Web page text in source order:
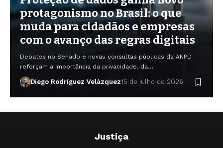
protagonismo no Brasil: o que
muda para cidadãos e empresas
com o avanço das regras digitais
Debates no Senado e novas consultas públicas da ANPD
reforçam a importância da privacidade, da…
Diego Rodríguez Velázquez15 de julho de 2026
Justiça